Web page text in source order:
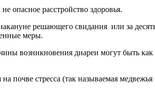
опасное расстройство здоровья.
решающего свидания или за
меры.
возникновения диареи могут быть
стресса (так называемая